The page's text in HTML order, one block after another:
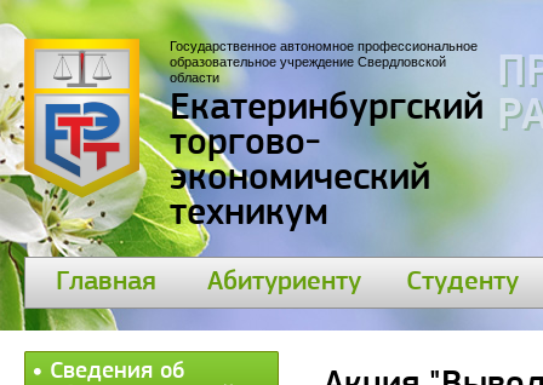
Государственное автономное профессиональное
образовательное учреждение Свердловской
области
Екатеринбургский
торгово-
экономический
техникум
Главная Абитуриенту Студенту
Сведения об